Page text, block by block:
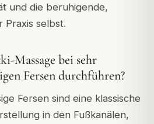
und die beruhigende,
Praxis selbst.
Massage bei sehr
Fersen durchführen?
Fersen sind eine klassische
in den Fußkanälen,